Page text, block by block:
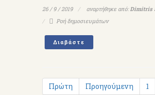
26 / 9 / 2019 αναρτήθηκε από:Dimitris
Ροή δημοσιευμάτων
Διαβάστε
Πρώτη Προηγούμενη 1